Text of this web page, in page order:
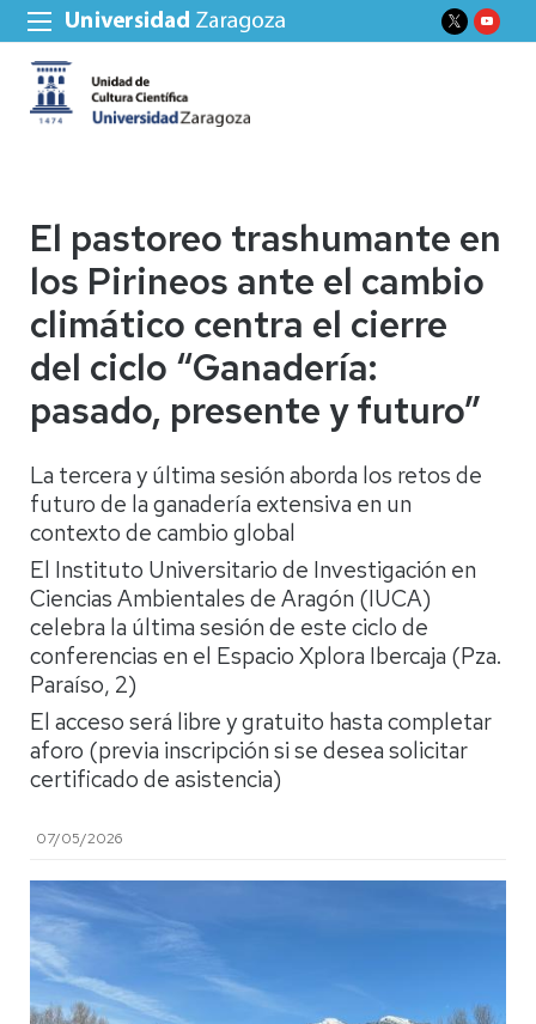
El pastoreo trashumante en
los Pirineos ante el cambio
climático centra el cierre
del ciclo “Ganadería:
pasado, presente y futuro”
La tercera y última sesión aborda los retos de
futuro de la ganadería extensiva en un
contexto de cambio global
El Instituto Universitario de Investigación en
Ciencias Ambientales de Aragón (IUCA)
celebra la última sesión de este ciclo de
conferencias en el Espacio Xplora Ibercaja (Pza.
Paraíso, 2)
El acceso será libre y gratuito hasta completar
aforo (previa inscripción si se desea solicitar
certificado de asistencia)
07/05/2026